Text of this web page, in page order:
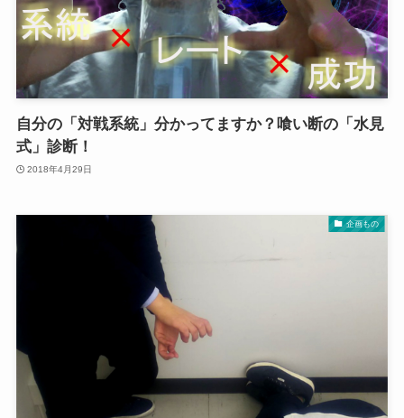
自分の「対戦系統」分かってますか？喰い断の「水見
式」診断！
2018年4月29日
企画もの